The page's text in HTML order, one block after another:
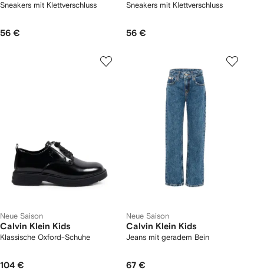
Sneakers mit Klettverschluss
56 €
Sneakers mit Klettverschluss
56 €
Neue Saison
Calvin Klein Kids
Klassische Oxford-Schuhe
104 €
Neue Saison
Calvin Klein Kids
Jeans mit geradem Bein
67 €